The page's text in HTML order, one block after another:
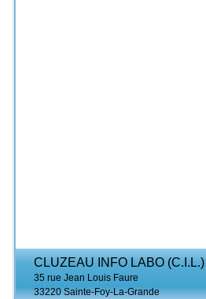
CLUZEAU INFO LABO (C.I.L.)
35 rue Jean Louis Faure
33220 Sainte-Foy-La-Grande